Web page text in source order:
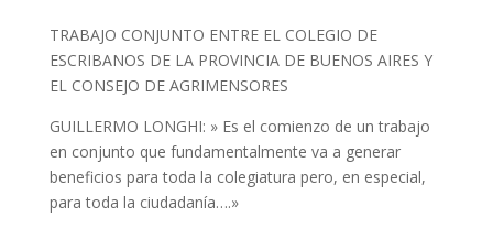
TRABAJO CONJUNTO ENTRE EL COLEGIO DE
ESCRIBANOS DE LA PROVINCIA DE BUENOS AIRES Y
EL CONSEJO DE AGRIMENSORES
GUILLERMO LONGHI: » Es el comienzo de un trabajo
en conjunto que fundamentalmente va a generar
beneficios para toda la colegiatura pero, en especial,
para toda la ciudadanía….»